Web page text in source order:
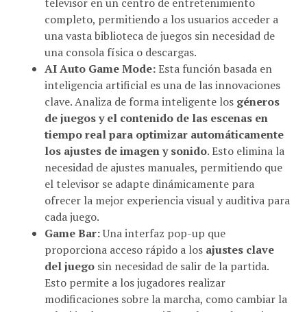
completo, permitiendo a los usuarios acceder a
una vasta biblioteca de juegos sin necesidad de
una consola física o descargas.
AI Auto Game Mode:Esta función basada en
inteligencia artificial es una de las innovaciones
clave. Analiza de forma inteligente losgéneros
de juegos y el contenido de las escenas en
tiempo real para optimizar automáticamente
los ajustes de imagen y sonido. Esto elimina la
necesidad de ajustes manuales, permitiendo que
el televisor se adapte dinámicamente para
ofrecer la mejor experiencia visual y auditiva para
cada juego.
Game Bar:
proporciona acceso rápido a los ajustes clave
del juegosin necesidad de salir de la partida.
Esto permite a los jugadores realizar
modificaciones sobre la marcha, como cambiar la
relación de aspecto, verificar el input lago ajustar